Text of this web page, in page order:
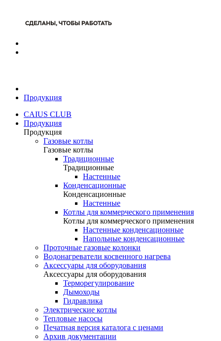
Продукция
CAIUS CLUB
Продукция
Продукция
Газовые котлы
Газовые котлы
Традиционные
Традиционные
Настенные
Конденсационные
Конденсационные
Настенные
Котлы для коммерческого применения
Котлы для коммерческого применения
Настенные конденсационные
Напольные конденсационные
Проточные газовые колонки
Водонагреватели косвенного нагрева
Аксессуары для оборудования
Аксессуары для оборудования
Терморегулирование
Дымоходы
Гидравлика
Электрические котлы
Тепловые насосы
Печатная версия каталога с ценами
Архив документации